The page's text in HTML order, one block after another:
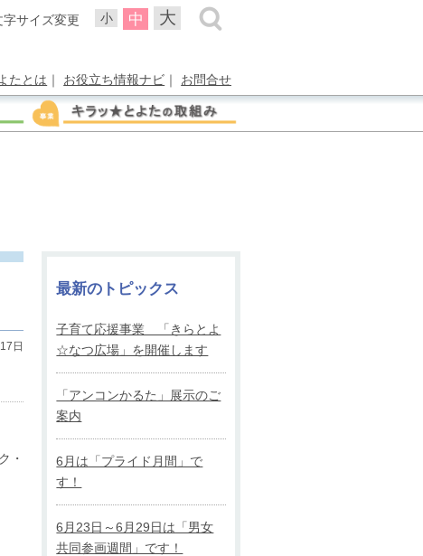
小 中 大
字サイズ変更
たとは ｜ お役立ち情報ナビ ｜ お問合せ
日
・
最新のトピックス
子育て応援事業 「きらとよ
☆なつ広場」を開催します
「アンコンかるた」展示のご
案内
6月は「プライド月間」で
す！
6月23日～6月29日は「男女
共同参画週間」です！